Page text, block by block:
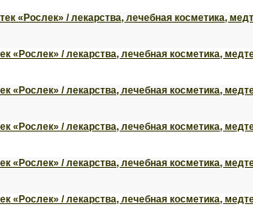
«Рослек» / лекарства, лечебная косметика,
«Рослек» / лекарства, лечебная косметика,
«Рослек» / лекарства, лечебная косметика,
«Рослек» / лекарства, лечебная косметика,
«Рослек» / лекарства, лечебная косметика,
«Рослек» / лекарства, лечебная косметика,